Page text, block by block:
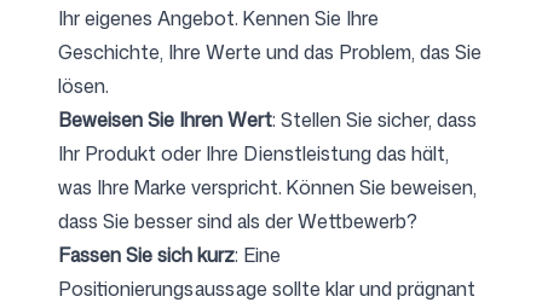
Ihr eigenes Angebot. Kennen Sie Ihre
Geschichte, Ihre Werte und das Problem, das Sie
lösen.
Beweisen Sie Ihren Wert: Stellen Sie sicher, dass
Ihr Produkt oder Ihre Dienstleistung das hält,
was Ihre Marke verspricht. Können Sie beweisen,
dass Sie besser sind als der Wettbewerb?
Fassen Sie sich kurz: Eine
Positionierungsaussage sollte klar und prägnant